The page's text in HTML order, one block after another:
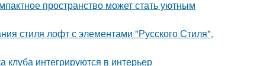
пространство может стать уютным
стиля лофт с элементами "Русского Стиля".
клуба интегрируются в интерьер